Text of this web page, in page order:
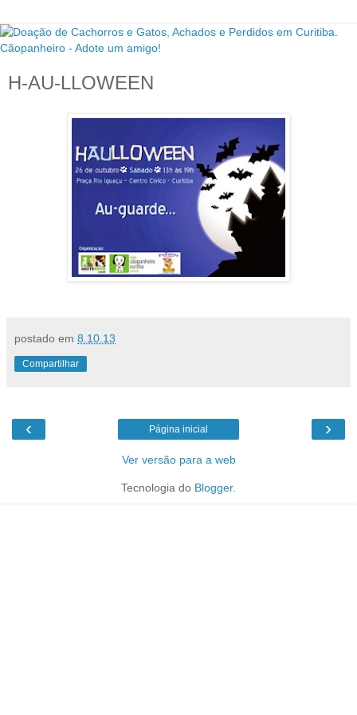
H-AU-LLOWEEN
postado em 8.10.13
Compartilhar
‹ ›
Página inicial
Ver versão para a web
Tecnologia do Blogger.